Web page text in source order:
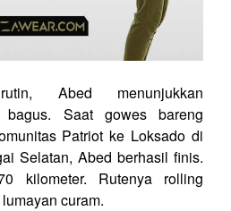
Abed menunjukkan
bagus. Saat gowes bareng
Patriot ke Loksado di
Selatan, Abed berhasil finis.
kilometer. Rutenya rolling
curam.